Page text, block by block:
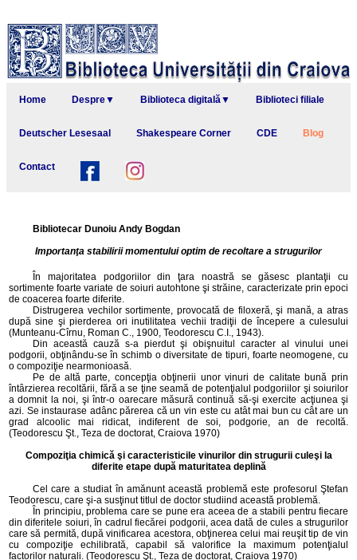
Home Despre▼ Biblioteca digitală▼ Biblioteci filiale
Deutscher Lesesaal Shakespeare Corner CDE Blog
Contact
Bibliotecar Dunoiu Andy Bogdan
Importanţa stabilirii momentului optim de recoltare a strugurilor
În majoritatea podgoriilor din ţara noastră se găsesc plantaţii cu
sortimente foarte variate de soiuri autohtone şi străine, caracterizate prin epoci
de coacerea foarte diferite.
Distrugerea vechilor sortimente, provocată de filoxeră, şi mană, a atras
după sine şi pierderea ori inutilitatea vechii tradiţii de începere a culesului
(Munteanu-Cîrnu, Roman C., 1900, Teodorescu C.I., 1943).
Din această cauză s-a pierdut şi obişnuitul caracter al vinului unei
podgorii, obţinându-se în schimb o diversitate de tipuri, foarte neomogene, cu
o compoziţie nearmonioasă.
Pe de altă parte, concepţia obţinerii unor vinuri de calitate bună prin
întârzierea recoltării, fără a se ţine seamă de potenţialul podgoriilor şi soiurilor
a domnit la noi, şi într-o oarecare măsură continuă să-şi exercite acţiunea şi
azi. Se instaurase adânc părerea că un vin este cu atât mai bun cu cât are un
grad alcoolic mai ridicat, indiferent de soi, podgorie, an de recoltă.
(Teodorescu Şt., Teza de doctorat, Craiova 1970)
Compoziţia chimică şi caracteristicile vinurilor din strugurii culeşi la
diferite etape după maturitatea deplină
Cel care a studiat în amănunt această problemă este profesorul Ştefan
Teodorescu, care şi-a susţinut titlul de doctor studiind această problemă.
În principiu, problema care se pune era aceea de a stabili pentru fiecare
din diferitele soiuri, în cadrul fiecărei podgorii, acea dată de cules a strugurilor
care să permită, după vinificarea acestora, obţinerea celui mai reuşit tip de vin
cu compoziţie echilibrată, capabil să valorifice la maximum potenţialul
factorilor naturali. (Teodorescu Şt., Teza de doctorat, Craiova 1970)